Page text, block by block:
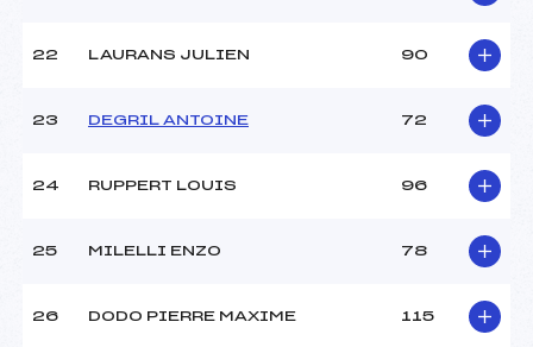
22 LAURANS JULIEN 90
23 DEGRIL ANTOINE 72
24 RUPPERT LOUIS 96
25 MILELLI ENZO 78
26 DODO PIERRE MAXIME 115